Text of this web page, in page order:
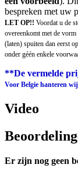
bespreken met uw
LET OP!! Voordat u de
overeenkomt met de
(laten) spuiten dan eerst
onder géén enkele
**De vermelde
Voor Belgie hanteren
Video
Er zijn nog geen